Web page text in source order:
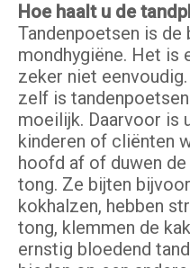
Hoe haalt u de
Tandenpoetsen is de
mondhygiëne. Het is
zeker niet
zelf is
moeilijk. Daarvoor is
kinderen of cliënten
hoofd af of duwen
tong. Ze bijten
kokhalzen, hebben
tong, klemmen de
ernstig bloedend